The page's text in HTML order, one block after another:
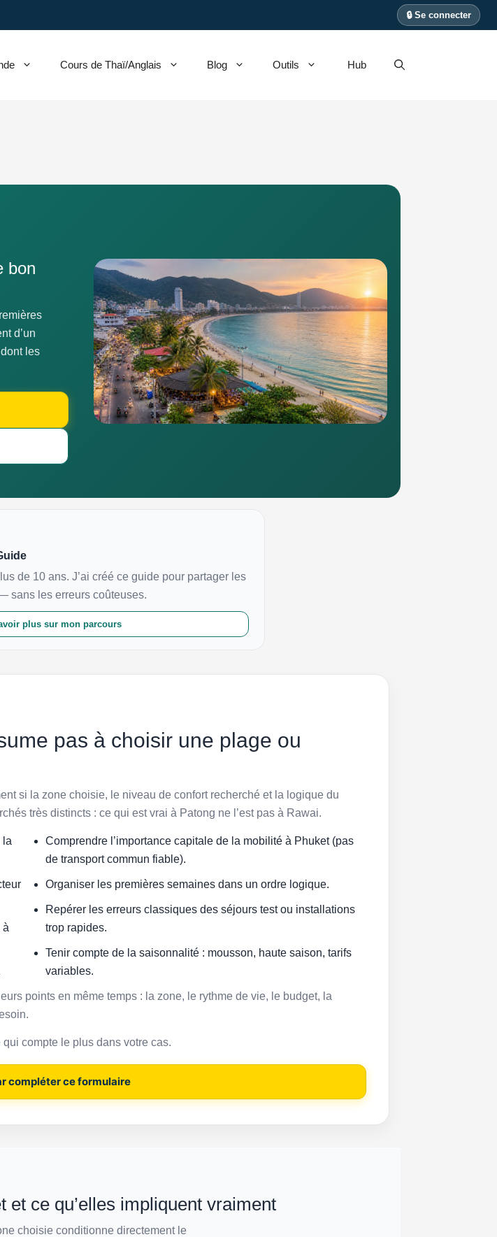
🔒 Se connecter
Cours de Thaï/Anglais Blog Outils Hub
bon
d’un
les
de 10 ans. J’ai créé ce guide pour partager les
sans les erreurs coûteuses.
plus sur mon parcours
pas à choisir une plage ou
si la zone choisie, le niveau de confort recherché et la logique du
très distincts : ce qui est vrai à Patong ne l’est pas à Rawai.
la
à
Comprendre l’importance capitale de la mobilité à Phuket (pas
de transport commun fiable).
Organiser les premières semaines dans un ordre logique.
Repérer les erreurs classiques des séjours test ou installations
trop rapides.
Tenir compte de la saisonnalité : mousson, haute saison, tarifs
variables.
points en même temps : la zone, le rythme de vie, le budget, la
compte le plus dans votre cas.
compléter ce formulaire
et ce qu’elles impliquent vraiment
choisie conditionne directement le